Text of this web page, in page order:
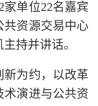
家单位22名嘉宾
共资源交易中心
持并讲话。
新为约，以改革
术演进与公共资